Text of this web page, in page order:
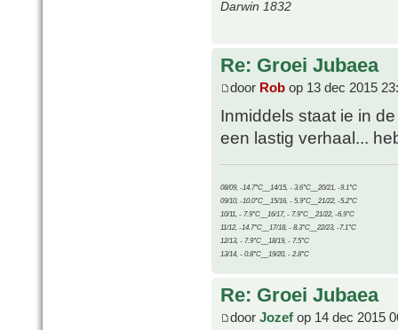
Darwin 1832
Re: Groei Jubaea
door Rob op 13 dec 2015
Inmiddels staat ie in
een lastig verhaal...
08/09, -14.7°C__14/15, - 3.6°C__20/21, -9.1°C
09/10, -10.0°C__15/16, - 5.9°C__21/22, -5.2°C
10/11, - 7.9°C__16/17, - 7.9°C__21/22, -6.9°C
11/12, -14.7°C__17/18, - 8.3°C__22/23, -7.1°C
12/13, - 7.9°C__18/19, - 7.5°C
13/14, - 0.8°C__19/20, - 2.8°C
Re: Groei Jubaea
door Jozef op 14 dec 2015